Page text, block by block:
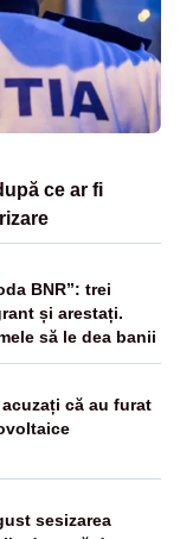
ce ar fi
BNR”: trei
și arestați.
să le dea banii
că au furat
sesizarea